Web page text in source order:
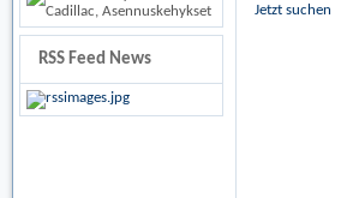
RSS Feed News
Jetzt suchen